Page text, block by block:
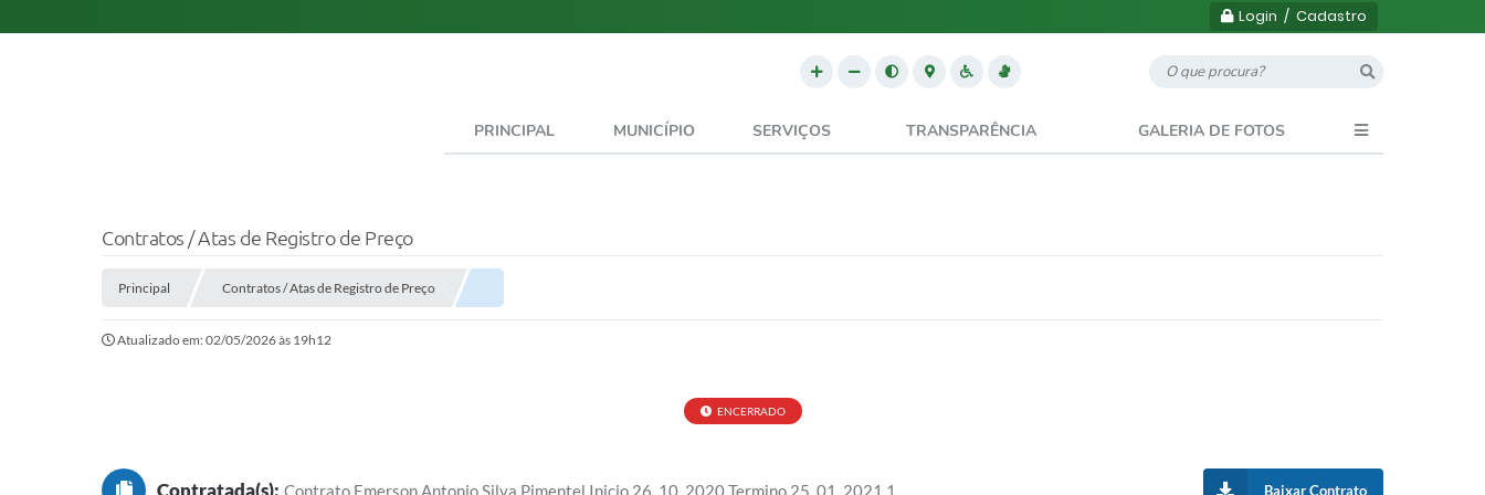
Login / Cadastro
PRINCIPAL MUNICÍPIO SERVIÇOS TRANSPARÊNCIA GALERIA DE FOTOS
Contratos / Atas de Registro de Preço
Principal Contratos / Atas de Registro de Preço
Atualizado em: 02/05/2026 às 19h12
ENCERRADO
Contratada(s): Contrato Emerson Antonio Silva Pimentel Inicio 26_10_2020 Termino 25_01_2021 1 Baixar Contrato